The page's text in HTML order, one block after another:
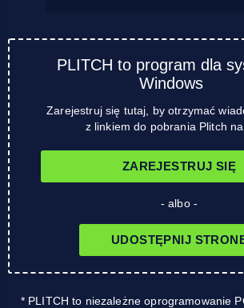
PLITCH to program dla
Windows
Zarejestruj się tutaj, by otrzymać
z linkiem do pobrania Plitch
ZAREJESTRUJ SIĘ
- albo -
UDOSTĘPNIJ
* PLITCH to niezależne oprogramowanie